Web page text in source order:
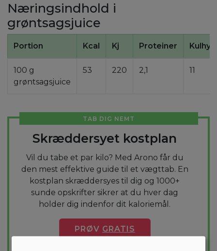
Næringsindhold i
grøntsagsjuice
Portion Kcal Kj Proteiner
100 g
grøntsagsjuice
53 220 2,1 11
TAB DIG NEMT
Skræddersyet kostplan
Vil du tabe et par kilo? Med Arono får du
den mest effektive guide til et vægttab. En
kostplan skræddersyes til dig og 1000+
sunde opskrifter sikrer at du hver dag
holder dig indenfor dit kaloriemål.
PRØV GRATIS